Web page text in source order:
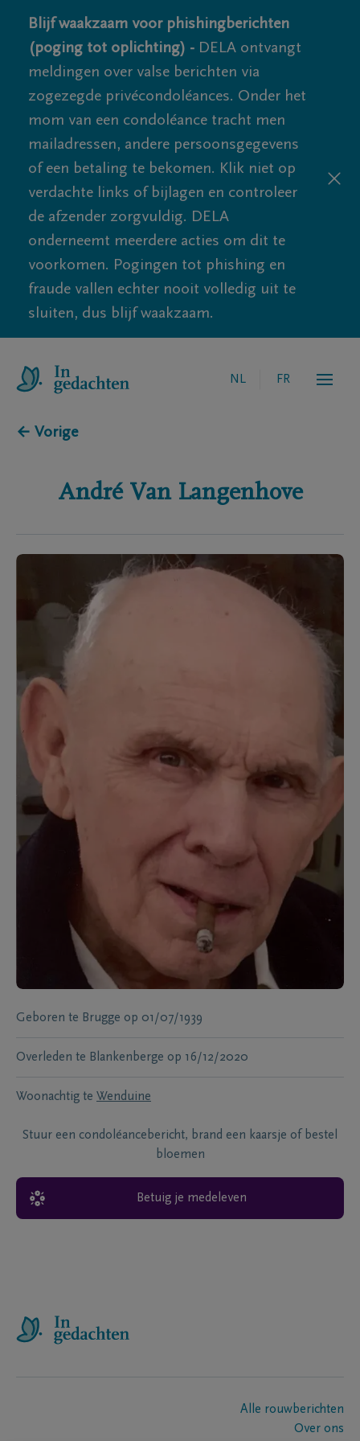
Blijf waakzaam voor phishingberichten
(poging tot oplichting) - DELA ontvangt
meldingen over valse berichten via
zogezegde privécondoléances. Onder het
mom van een condoléance tracht men
mailadressen, andere persoonsgegevens
of een betaling te bekomen. Klik niet op
verdachte links of bijlagen en controleer
de afzender zorgvuldig. DELA
onderneemt meerdere acties om dit te
voorkomen. Pogingen tot phishing en
fraude vallen echter nooit volledig uit te
sluiten, dus blijf waakzaam.
NL FR
← Vorige
André Van Langenhove
Geboren te Brugge op 01/07/1939
Overleden te Blankenberge op 16/12/2020
Woonachtig te Wenduine
Stuur een condoléancebericht, brand een kaarsje of bestel
bloemen
Betuig je medeleven
Alle rouwberichten
Over ons